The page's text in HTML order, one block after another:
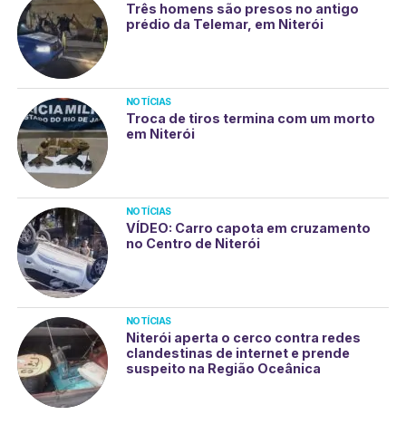
Três homens são presos no antigo
prédio da Telemar, em Niterói
NOTÍCIAS
Troca de tiros termina com um morto
em Niterói
NOTÍCIAS
VÍDEO: Carro capota em cruzamento
no Centro de Niterói
NOTÍCIAS
Niterói aperta o cerco contra redes
clandestinas de internet e prende
suspeito na Região Oceânica